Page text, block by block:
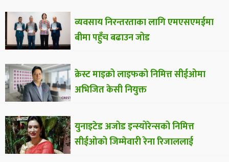
व्यवसाय निरन्तरताका लागि एमएसएमईमा
बीमा पहुँच बढाउन जोड
क्रेस्ट माइक्रो लाइफको निमित्त सीईओमा
अभिजित केसी नियुक्त
युनाइटेड अजोड इन्स्योरेन्सको निमित्त
सीईओको जिम्मेवारी रेना रिजाललाई